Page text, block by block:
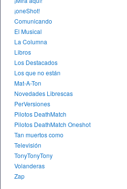
¡oneShot!
Comunicando
El Musical
La Columna
Libros
Los Destacados
Los que no están
Mat-A-Ton
Novedades Librescas
PerVersiones
Pilotos DeathMatch
Pilotos DeathMatch Oneshot
Tan muertos como
Televisión
TonyTonyTony
Volanderas
Zap